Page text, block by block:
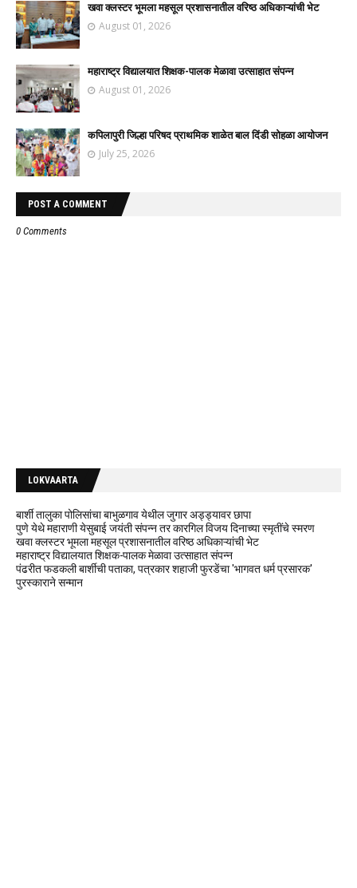
खवा क्लस्टर भूमला महसूल प्रशासनातील वरिष्ठ अधिकाऱ्यांची भेट
August 01, 2026
महाराष्ट्र विद्यालयात शिक्षक-पालक मेळावा उत्साहात संपन्न
August 01, 2026
कपिलापुरी जिल्हा परिषद प्राथमिक शाळेत बाल दिंडी सोहळा आयोजन
July 25, 2026
POST A COMMENT
0 Comments
LOKVAARTA
बार्शी तालुका पोलिसांचा बाभुळगाव येथील जुगार अड्ड्यावर छापा
पुणे येथे महाराणी येसुबाई जयंती संपन्न तर कारगिल विजय दिनाच्या स्मृतींचे स्मरण
खवा क्लस्टर भूमला महसूल प्रशासनातील वरिष्ठ अधिकाऱ्यांची भेट
महाराष्ट्र विद्यालयात शिक्षक-पालक मेळावा उत्साहात संपन्न
पंढरीत फडकली बार्शीची पताका, पत्रकार शहाजी फुरडेंचा 'भागवत धर्म प्रसारक'
पुरस्काराने सन्मान